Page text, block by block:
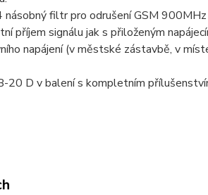
filtr pro odrušení GSM
příjem signálu jak s přiloženým
napájení (v městské zástavbě, v
20 D v balení s kompletním